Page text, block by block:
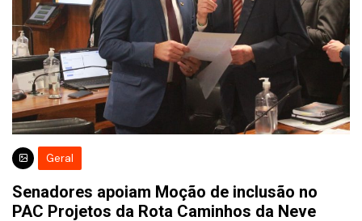
Geral
Senadores apoiam Moção de inclusão no
PAC Projetos da Rota Caminhos da Neve